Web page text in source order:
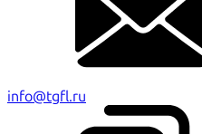
info@tgfl.ru